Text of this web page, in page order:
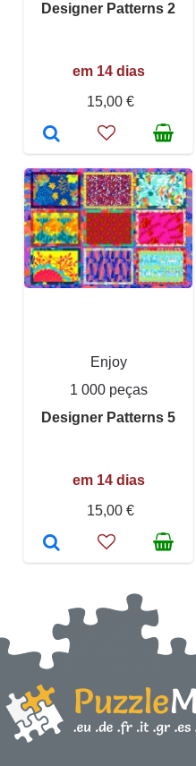
Designer Patterns 2
em 14 dias
15,00 €
Enjoy
1 000 peças
Designer Patterns 5
em 14 dias
15,00 €